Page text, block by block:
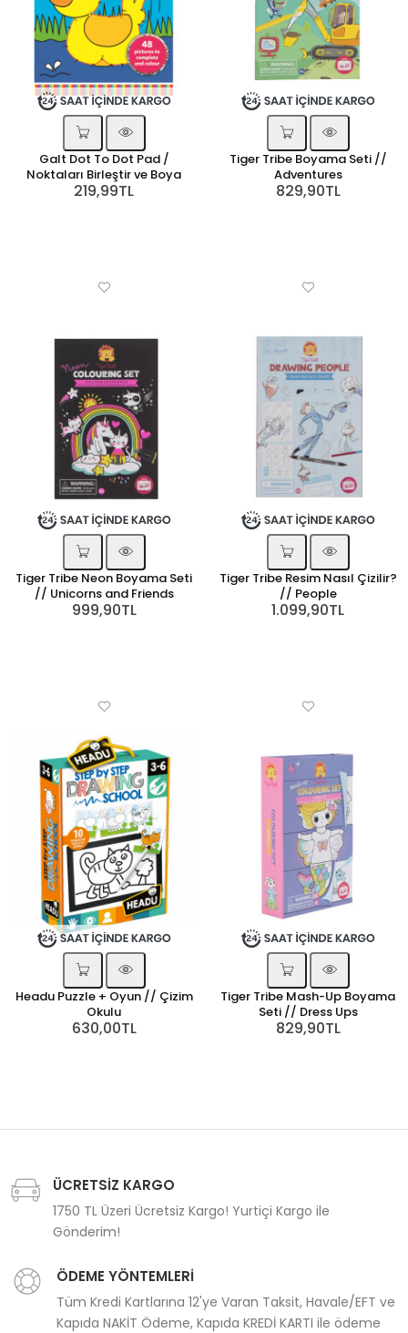
Galt Dot To Dot Pad /
Noktaları Birleştir ve Boya
219,99TL
Tiger Tribe Boyama Seti //
Adventures
829,90TL
Tiger Tribe Neon Boyama Seti
// Unicorns and Friends
999,90TL
Tiger Tribe Resim Nasıl Çizilir?
// People
1.099,90TL
Headu Puzzle + Oyun // Çizim
Okulu
630,00TL
Tiger Tribe Mash-Up Boyama
Seti // Dress Ups
829,90TL
ÜCRETSİZ KARGO
1750 TL Üzeri Ücretsiz Kargo! Yurtiçi Kargo ile
Gönderim!
ÖDEME YÖNTEMLERİ
Tüm Kredi Kartlarına 12'ye Varan Taksit, Havale/EFT ve
Kapıda NAKİT Ödeme, Kapıda KREDİ KARTI ile ödeme